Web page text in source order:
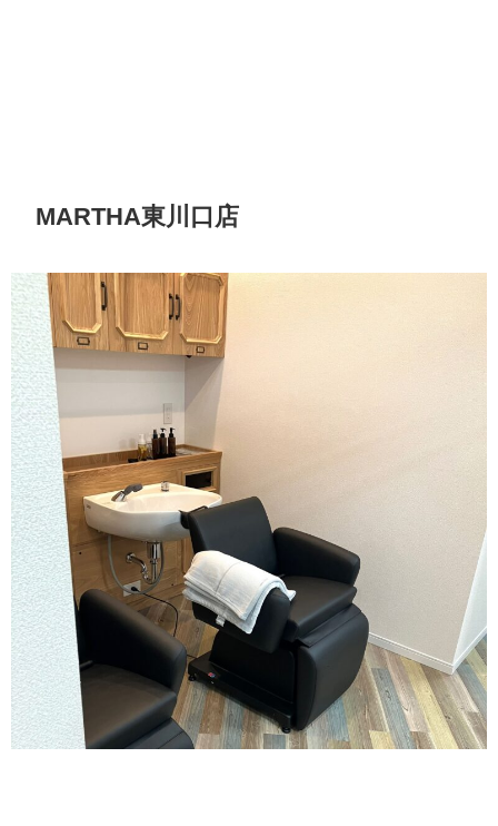
MARTHA東川口店